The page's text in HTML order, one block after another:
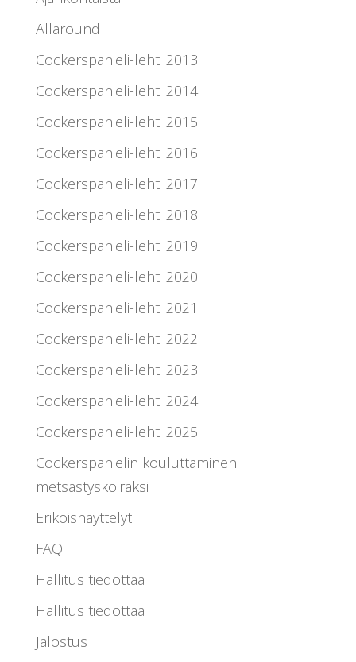
Allaround
Cockerspanieli-lehti 2013
Cockerspanieli-lehti 2014
Cockerspanieli-lehti 2015
Cockerspanieli-lehti 2016
Cockerspanieli-lehti 2017
Cockerspanieli-lehti 2018
Cockerspanieli-lehti 2019
Cockerspanieli-lehti 2020
Cockerspanieli-lehti 2021
Cockerspanieli-lehti 2022
Cockerspanieli-lehti 2023
Cockerspanieli-lehti 2024
Cockerspanieli-lehti 2025
Cockerspanielin kouluttaminen
metsästyskoiraksi
Erikoisnäyttelyt
FAQ
Hallitus tiedottaa
Hallitus tiedottaa
Jalostus